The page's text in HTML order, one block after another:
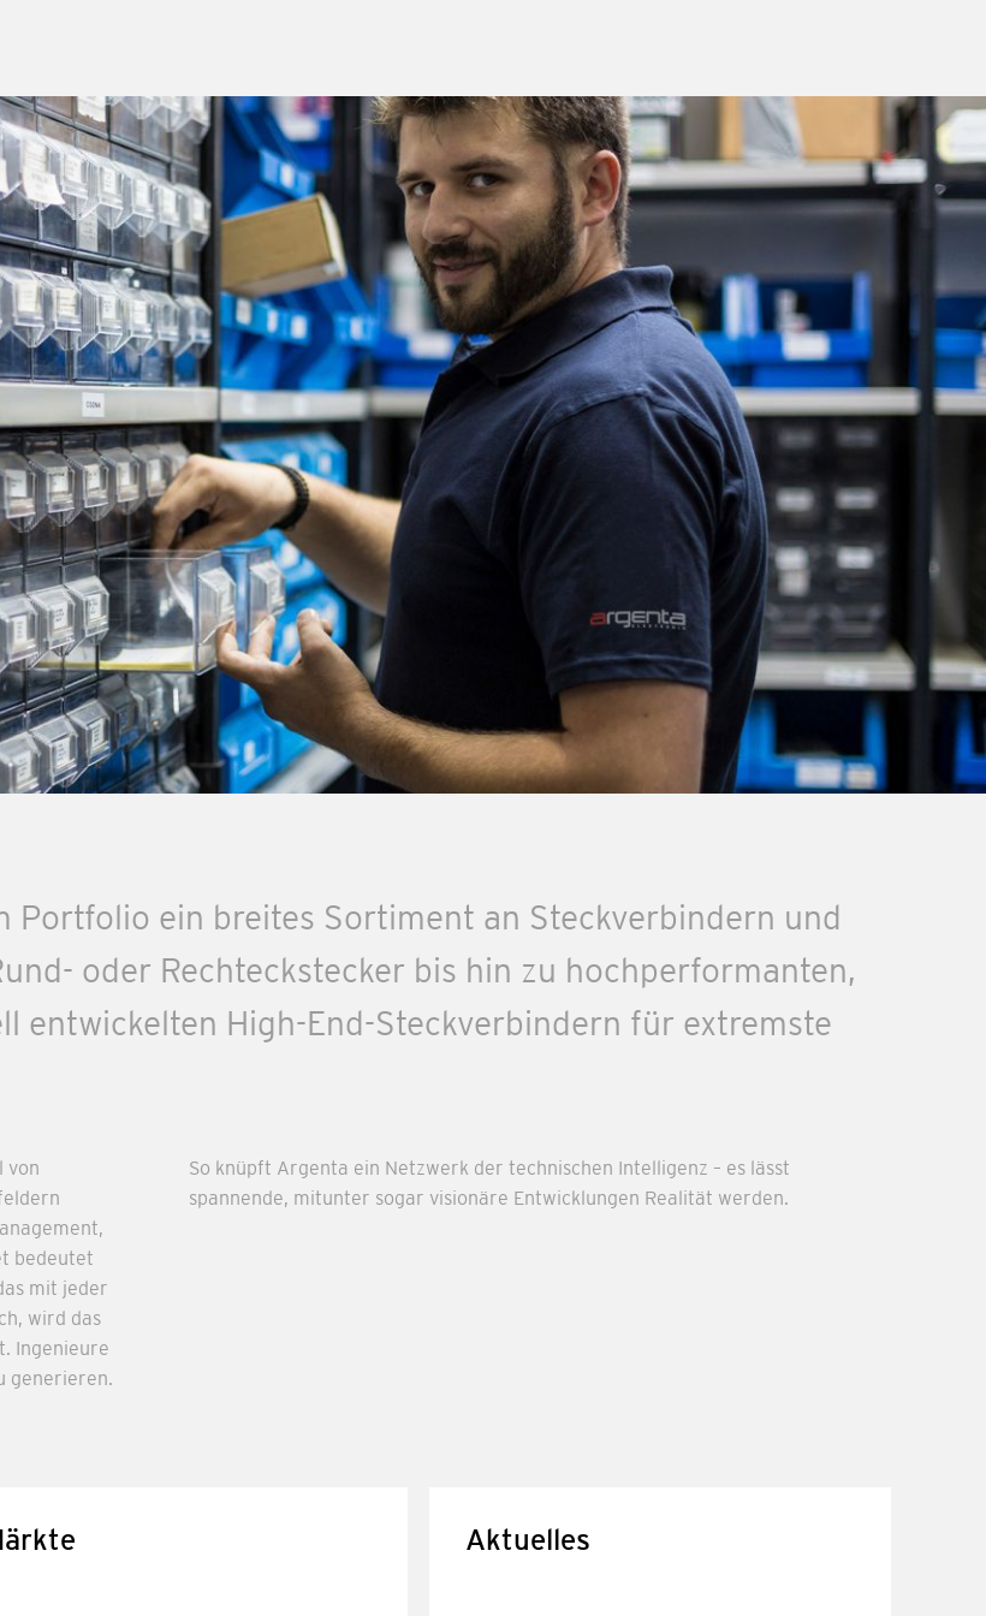
Portfolio ein breites Sortiment an Steckverbindern und
oder Rechteckstecker bis hin zu hochperformanten,
entwickelten High-End-Steckverbindern für extremste
von
bedeutet
mit jeder
wird das
Ingenieure
generieren.
So knüpft Argenta ein Netzwerk der technischen Intelligenz – es lässt
spannende, mitunter sogar visionäre Entwicklungen Realität werden.
Aktuelles